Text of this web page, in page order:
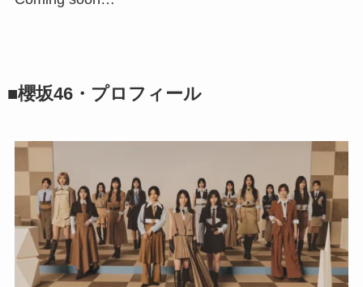
■櫻坂46・プロフィール